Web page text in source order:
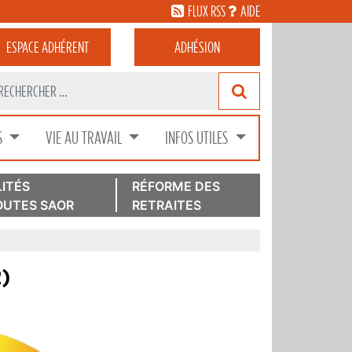
FLUX RSS AIDE
ESPACEADHÉRENT ADHÉSION
VIE AU TRAVAIL INFOS UTILES
SAOR
RÉFORME DES
RETRAITES